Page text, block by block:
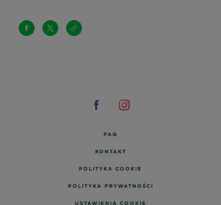
FAQ
KONTAKT
POLITYKA COOKIE
POLITYKA PRYWATNOŚCI
USTAWIENIA COOKIE